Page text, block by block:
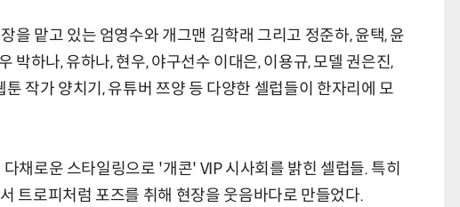
을 맡고 있는 엄영수와 개그맨 김학래 그리고 정준하, 윤택, 윤
박하나, 유하나, 현우, 야구선수 이대은, 이용규, 모델 권은진,
작가 양치기, 유튜버 쯔양 등 다양한 셀럽들이 한자리에 모
채로운 스타일링으로 '개콘' VIP 시사회를 밝힌 셀럽들. 특히
트로피처럼 포즈를 취해 현장을 웃음바다로 만들었다.